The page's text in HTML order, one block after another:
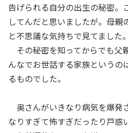
告げられる自分の出生の秘密。
してんだと思いましたが。母親
と不思議な気持ちで見てました。
その秘密を知ってからでも父
んなでお世話する家族というの
るものでした。
奥さんがいきなり病気を爆発
なりすぎて怖すぎだったり戸惑